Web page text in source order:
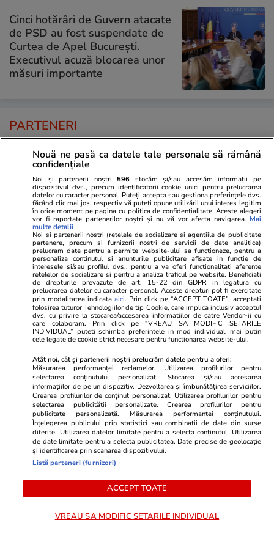
Cinci hotărâri de Guvern atacate
de PSD au fost suspendate de
Curtea de Apel București.
Executivul acuză blocarea unor
măsuri importante
PARTENERI
Adevarul.ro
„Ne-am îmbolnăvit toți”. Coșmarul
unor români într-una dintre cele
mai populare destinații din
Albania: „Apa mirosea a
canalizare”
Fanatik.ro
Tot
bani publici
Steaua.
și cum au
de
PARTENERI
Nouă ne pasă ca datele tale personale să rămână
confidențiale
Noi și partenerii noștri 596 stocăm și/sau accesăm informații pe
dispozitivul dvs., precum identificatorii cookie unici pentru prelucrarea
datelor cu caracter personal. Puteți accepta sau gestiona preferințele dvs.
făcând clic mai jos, respectiv vă puteți opune utilizării unui interes legitim
în orice moment pe pagina cu politica de confidențialitate. Aceste alegeri
vor fi raportate partenerilor noștri și nu vă vor afecta navigarea. Mai
multe detalii
Noi si partenerii nostri (retelele de socializare si agentiile de publicitate
partenere, precum si furnizorii nostri de servicii de date analitice)
prelucram date pentru a permite website-ului sa functioneze, pentru a
personaliza continutul si anunturile publicitare afisate in functie de
interesele si/sau profilul dvs., pentru a va oferi functionalitati aferente
retelelor de socializare si pentru a analiza traficul pe website. Beneficiati
de drepturile prevazute de art. 15-22 din GDPR in legatura cu
prelucrarea datelor cu caracter personal. Aceste drepturi pot fi exercitate
prin modalitatea indicataaici. Prin click pe “ACCEPT TOATE”, acceptati
folosirea tuturor Tehnologiilor de tip Cookie, care implica inclusiv acceptul
dvs. cu privire la stocarea/accesarea informatiilor de catre Vendor-ii cu
care colaboram. Prin click pe “VREAU SA MODIFIC SETARILE
INDIVIDUAL” puteti schimba preferintele in mod individual, mai putin
cele legate de cookie strict necesare pentru functionarea website-ului.
Atât noi, cât și partenerii noștri prelucrăm datele pentru a oferi:
Măsurarea performanței reclamelor. Utilizarea profilurilor pentru
selectarea conținutului personalizat. Stocarea și/sau accesarea
informațiilor de pe un dispozitiv. Dezvoltarea și îmbunătățirea serviciilor.
Crearea profilurilor de conținut personalizat. Utilizarea profilurilor pentru
selectarea publicității personalizate. Crearea profilurilor pentru
publicitate personalizată. Măsurarea performanței conținutului.
Înțelegerea publicului prin statistici sau combinații de date din surse
diferite. Utilizarea datelor limitate pentru a selecta conținutul. Utilizarea
de date limitate pentru a selecta publicitatea. Date precise de geolocație
și identificarea prin scanarea dispozitivului.
Listă parteneri (furnizori)
ACCEPT TOATE
VREAU SA MODIFIC SETARILE INDIVIDUAL